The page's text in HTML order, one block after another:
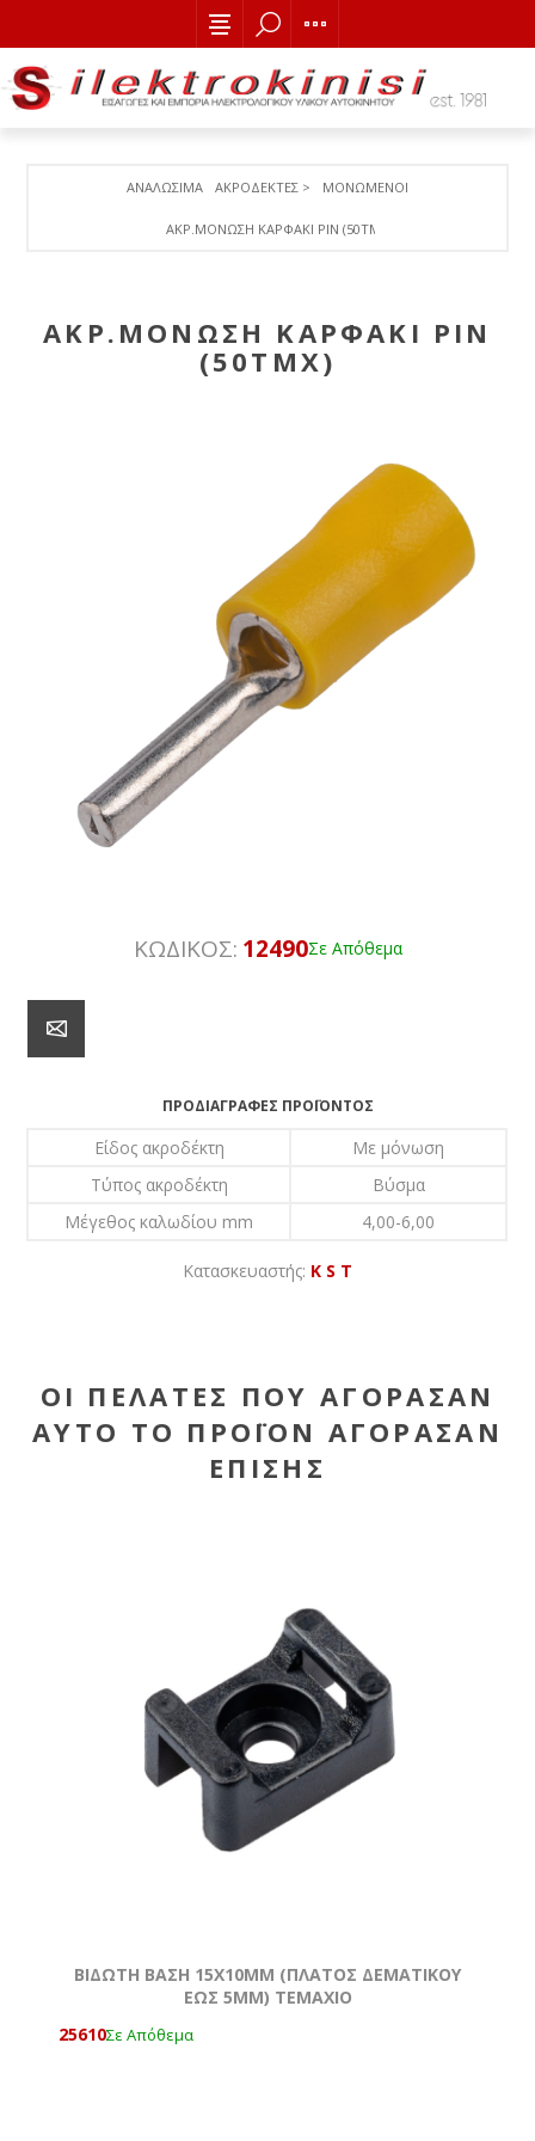
ΑΝΑΛΩΣΙΜΑ ΑΚΡΟΔΕΚΤΕΣ > ΜΟΝΩΜΕΝΟΙ
ΑΚΡ.ΜΟΝΩΣΗ ΚΑΡΦΑΚΙ PIN (50ΤΜΧ)
ΑΚΡ.ΜΟΝΩΣΗ ΚΑΡΦΑΚΙ PIN
(50ΤΜΧ)
ΚΩΔΙΚΟΣ: 12490Σε Απόθεμα
ΠΡΟΔΙΑΓΡΑΦΈΣ ΠΡΟΪΌΝΤΟΣ
Είδος ακροδέκτη
Με μόνωση
Τύπος ακροδέκτη
Βύσμα
Μέγεθος καλωδίου mm
4,00-6,00
Κατασκευαστής: K S T
ΟΙ ΠΕΛΆΤΕΣ ΠΟΥ ΑΓΌΡΑΣΑΝ
ΑΥΤΌ ΤΟ ΠΡΟΪΌΝ ΑΓΌΡΑΣΑΝ
ΕΠΊΣΗΣ
ΒΙΔΩΤΗ ΒΑΣΗ 15Χ10MM (ΠΛΑΤΟΣ ΔΕΜΑΤΙΚΟΥ
ΕΩΣ 5MM) ΤΕΜΆΧΙΟ
25610Σε Απόθεμα